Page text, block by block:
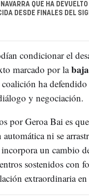
QUE HA
DESDE FINALES DEL
condicionar el
marcado por la
ha
y negociación.
por Geroa Bai es
ni se
un cambio
sostenidos con
extraordinaria